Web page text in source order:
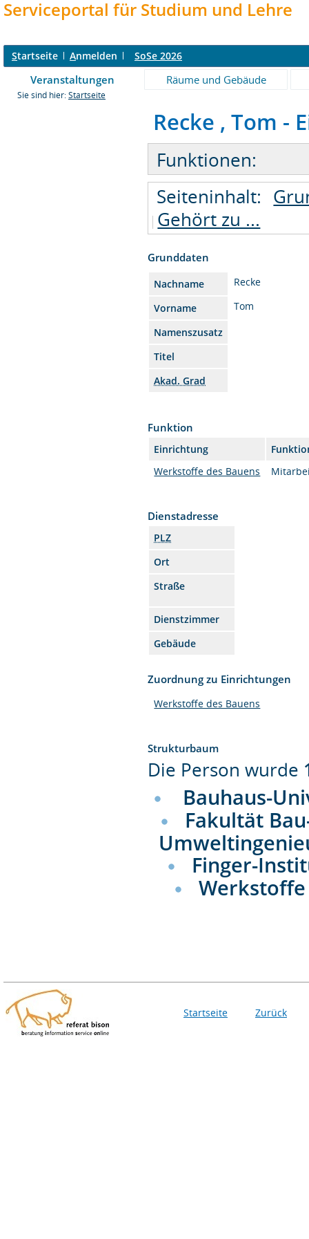
Serviceportal für Studium und Lehre
Startseite Anmelden SoSe 2026
Veranstaltungen Räume und Gebäude
Sie sind hier: Startseite
Recke , Tom -
Funktionen:
Seiteninhalt:
Gehört zu ...
Grunddaten
Nachname
Recke
Vorname
Tom
Namenszusatz
Titel
Akad. Grad
Funktion
Einrichtung
Werkstoffe des Bauens
Dienstadresse
PLZ
Ort
Straße
Dienstzimmer
Gebäude
Zuordnung zu Einrichtungen
Werkstoffe des Bauens
Strukturbaum
Die Person wurde
Bauhaus-
Fakultät
Finger-
Startseite Zurück